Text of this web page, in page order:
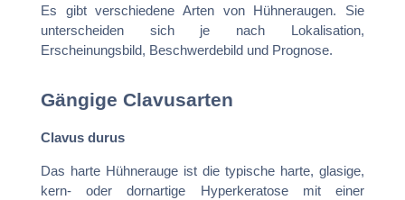
Es gibt verschiedene Arten von Hühneraugen. Sie
unterscheiden sich je nach Lokalisation,
Erscheinungsbild, Beschwerdebild und Prognose.
Gängige Clavusarten
Clavus durus
Das harte Hühnerauge ist die typische harte, glasige,
kern- oder dornartige Hyperkeratose mit einer